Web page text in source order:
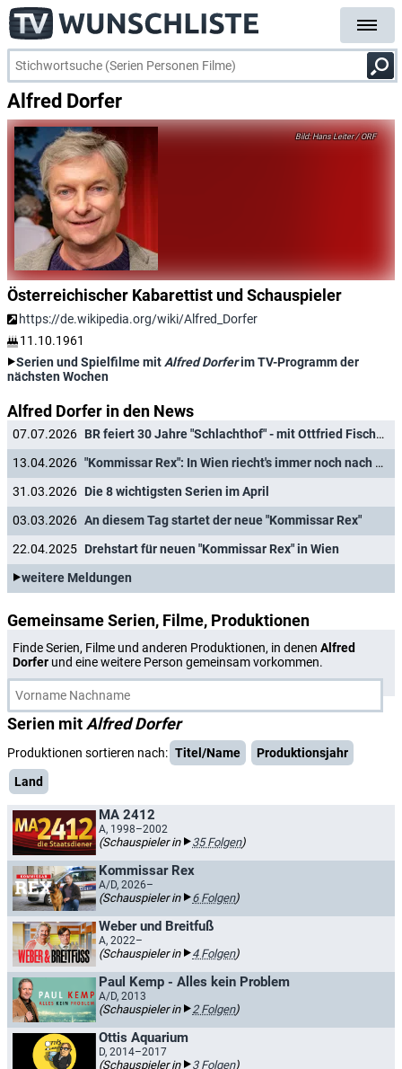
Alfred Dorfer
Hans Leiter / ORF
Österreichischer Kabarettist und Schauspieler
https://de.wikipedia.org/wiki/Alfred_Dorfer
11.10.1961
Serien und Spielfilme mit Alfred Dorferim TV-Programm der
nächsten Wochen
Alfred Dorfer in den News
07.07.2026
BR feiert 30 Jahre "Schlachthof" - mit Ottfried Fischer als Ehrengast
13.04.2026
"Kommissar Rex": In Wien riecht's immer noch nach Mord
31.03.2026 Die 8 wichtigsten Serien im April
03.03.2026 An diesem Tag startet der neue "Kommissar Rex"
22.04.2025 Drehstart für neuen "Kommissar Rex" in Wien
weitere Meldungen
Gemeinsame Serien, Filme, Produktionen
Finde Serien, Filme und anderen Produktionen, in denen Alfred
Dorfer und eine weitere Person gemeinsam vorkommen.
Serien mit Alfred Dorfer
Produktionen sortieren nach: Titel/Name
Produktionsjahr
Land
MA 2412
A, 1998–2002
(Schauspieler in 35 Folgen)
Kommissar Rex
A/D, 2026–
(Schauspieler in 6 Folgen)
Weber und Breitfuß
A, 2022–
(Schauspieler in 4 Folgen)
Paul Kemp - Alles kein Problem
A/D, 2013
(Schauspieler in 2 Folgen)
Ottis Aquarium
D, 2014–2017
(Schauspieler in 3 Folgen)